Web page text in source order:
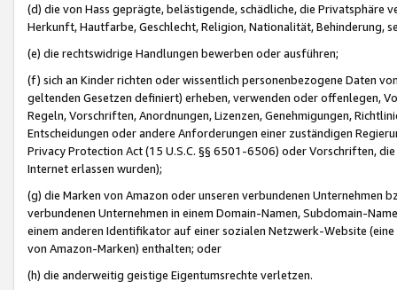
(d) die von Hass geprägte, belästigende, schädliche, die Privatsphäre
Herkunft, Hautfarbe, Geschlecht, Religion, Nationalität, Behinderung,
(e) die rechtswidrige Handlungen bewerben oder ausführen;
(f) sich an Kinder richten oder wissentlich personenbezogene Daten
geltenden Gesetzen definiert) erheben, verwenden oder offenlegen,
Regeln, Vorschriften, Anordnungen, Lizenzen, Genehmigungen,
Entscheidungen oder andere Anforderungen einer zuständigen
Privacy Protection Act (15 U.S.C. §§ 6501-6506) oder Vorschriften,
Internet erlassen wurden);
(g) die Marken von Amazon oder unseren verbundenen Unternehmen
verbundenen Unternehmen in einem Domain-Namen, Subdomain-
einem anderen Identifikator auf einer sozialen Netzwerk-Website
von Amazon-Marken) enthalten; oder
(h) die anderweitig geistige Eigentumsrechte verletzen.